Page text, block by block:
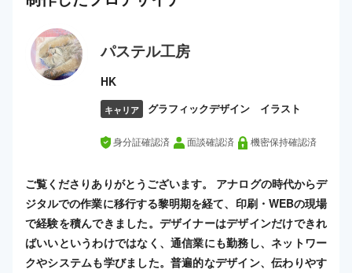
パステル工房
HK
キャリア グラフィックデザイン イラスト
身分証確認済 面談確認済 機密保持確認済
ご覧くださりありがとうございます。 アナログの時代からデ
ジタルでの作業に移行する黎明期を経て、印刷・WEBの現場
で経験を積んできました。デザイナーはデザインだけできれ
ばいいというわけではなく、通信業にも勤務し、ネットワー
クやシステムも学びました。普遍的なデザイン、伝わりやす